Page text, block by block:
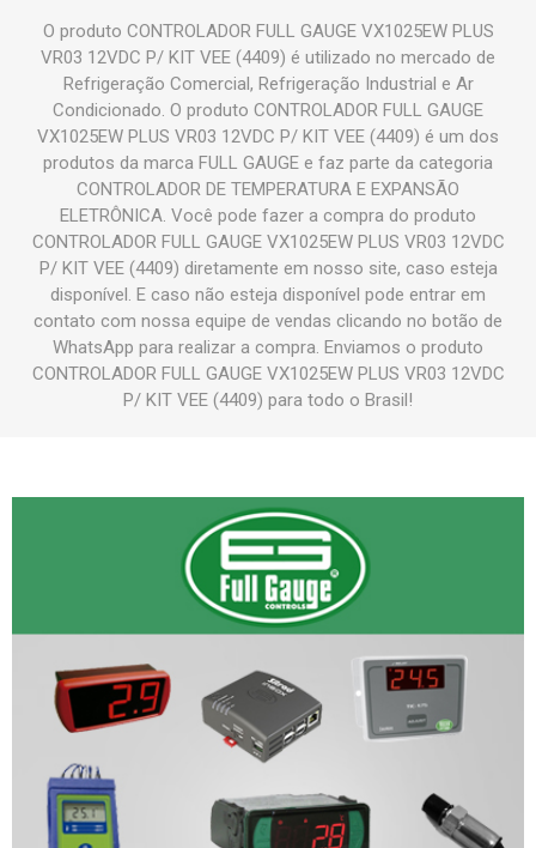
O produto CONTROLADOR FULL GAUGE VX1025EW PLUS
VR03 12VDC P/ KIT VEE (4409) é utilizado no mercado de
Refrigeração Comercial, Refrigeração Industrial e Ar
Condicionado. O produto CONTROLADOR FULL GAUGE
VX1025EW PLUS VR03 12VDC P/ KIT VEE (4409) é um dos
produtos da marca FULL GAUGE e faz parte da categoria
CONTROLADOR DE TEMPERATURA E EXPANSÃO
ELETRÔNICA. Você pode fazer a compra do produto
CONTROLADOR FULL GAUGE VX1025EW PLUS VR03 12VDC
P/ KIT VEE (4409) diretamente em nosso site, caso esteja
disponível. E caso não esteja disponível pode entrar em
contato com nossa equipe de vendas clicando no botão de
WhatsApp para realizar a compra. Enviamos o produto
CONTROLADOR FULL GAUGE VX1025EW PLUS VR03 12VDC
P/ KIT VEE (4409) para todo o Brasil!